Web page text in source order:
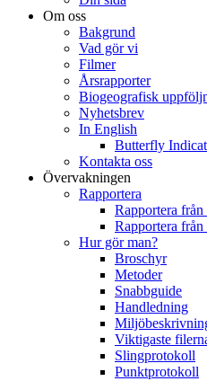
Om oss
Bakgrund
Vad gör vi
Filmer
Årsrapporter
Biogeografisk
Nyhetsbrev
In English
Butterfly
Kontakta oss
Övervakningen
Rapportera
Rapportera
Rapportera från
Hur gör man?
Broschyr
Metoder
Snabbguide
Handledning
Viktigaste
Slingprotokoll
Punktprotokoll